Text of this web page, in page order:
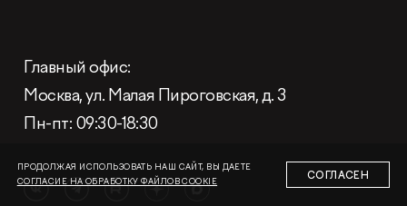
Отдел продаж
+7 (495) 641-35-35
Заказать звонок
© 2001-2026 Компания «Пионер»
Глaвный oфиc:
Москва, ул. Малая Пироговская, д. 3
Пн-пт: 09:30-18:30
ПРОДОЛЖАЯ ИСПОЛЬЗОВАТЬ НАШ САЙТ, ВЫ ДАЕТЕ
СОГЛАСИЕ НА ОБРАБОТКУ ФАЙЛОВ COOKIE
СОГЛАСЕН